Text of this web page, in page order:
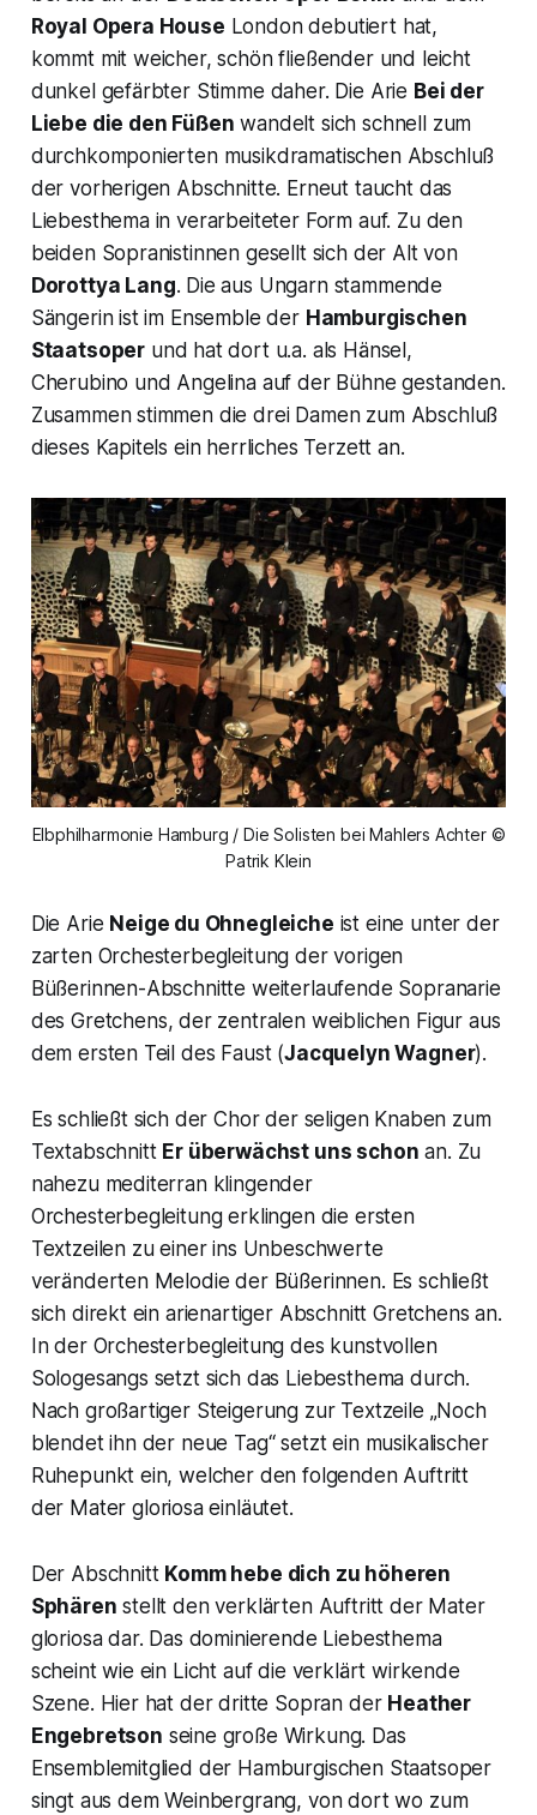
Royal Opera House London debutiert hat,
kommt mit weicher, schön fließender und leicht
dunkel gefärbter Stimme daher. Die Arie Bei der
Liebe die den Füßen wandelt sich schnell zum
durchkomponierten musikdramatischen Abschluß
der vorherigen Abschnitte. Erneut taucht das
Liebesthema in verarbeiteter Form auf. Zu den
beiden Sopranistinnen gesellt sich der Alt von
Dorottya Lang. Die aus Ungarn stammende
Sängerin ist im Ensemble der Hamburgischen
Staatsoper und hat dort u.a. als Hänsel,
Cherubino und Angelina auf der Bühne gestanden.
Zusammen stimmen die drei Damen zum Abschluß
dieses Kapitels ein herrliches Terzett an.
Elbphilharmonie Hamburg / Die Solisten bei Mahlers Achter ©
Patrik Klein
Die Arie Neige du Ohnegleiche ist eine unter der
zarten Orchesterbegleitung der vorigen
Büßerinnen-Abschnitte weiterlaufende Sopranarie
desGretchens, der zentralen weiblichen Figur aus
dem ersten Teil des Faust (Jacquelyn Wagner).
Es schließt sich derChor der seligen Knaben zum
Textabschnitt Er überwächst uns schon an. Zu
nahezu mediterran klingender
Orchesterbegleitung erklingen die ersten
Textzeilen zu einer ins Unbeschwerte
veränderten Melodie der Büßerinnen. Es schließt
sich direkt ein arienartiger AbschnittGretchens an.
In der Orchesterbegleitung des kunstvollen
Sologesangs setzt sich das Liebesthema durch.
Nach großartiger Steigerung zur Textzeile „Noch
blendet ihn der neue Tag“ setzt ein musikalischer
Ruhepunkt ein, welcher den folgenden Auftritt
der Mater gloriosaeinläutet.
Der Abschnitt Komm hebe dich zu höheren
Sphären stellt den verklärten Auftritt der Mater
gloriosadar. Das dominierende Liebesthema
scheint wie ein Licht auf die verklärt wirkende
Szene. Hier hat der dritte Sopran der Heather
Engebretson seine große Wirkung. Das
Ensemblemitglied der Hamburgischen Staatsoper
singt aus dem Weinbergrang, von dort wo zum